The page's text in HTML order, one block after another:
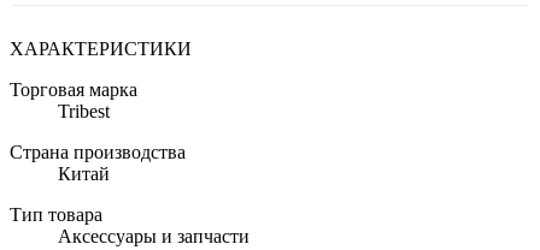
ХАРАКТЕРИСТИКИ
Торговая марка
Tribest
Страна производства
Китай
Тип товара
Аксессуары и запчасти